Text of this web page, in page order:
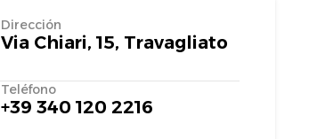
Dirección
Via Chiari, 15, Travagliato
Teléfono
+39 340 120 2216